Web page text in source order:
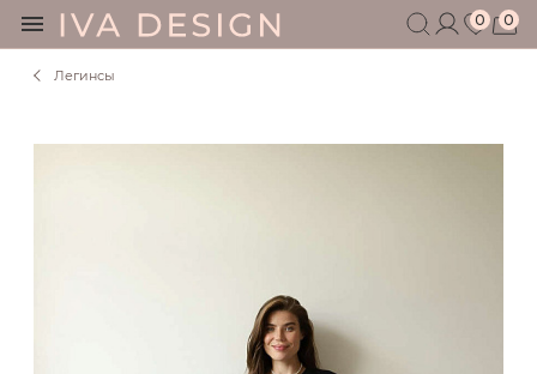
0 0
Легинсы